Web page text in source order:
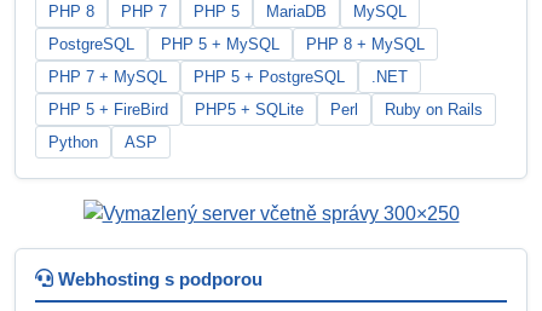
PHP 8 PHP 7 PHP 5 MariaDB
MySQL
PostgreSQL
PHP 5 + MySQL
PHP 8 + MySQL
PHP 7 + MySQL
PHP 5 + PostgreSQL
.NET
PHP 5 + FireBird
PHP5 + SQLite Perl
Ruby on Rails
Python
ASP
Webhosting s podporou